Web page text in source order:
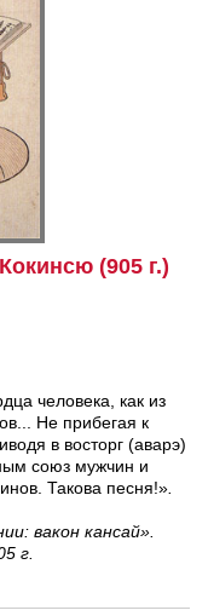
(905 г.)
человека, как из
Не прибегая к
в восторг (аварэ)
союз мужчин и
Такова песня!»
вакон кансай».
г.